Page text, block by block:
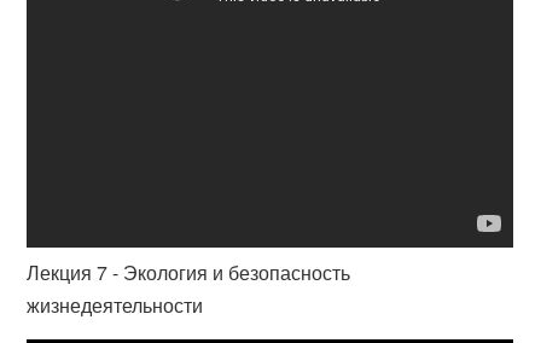
Лекция 7 - Экология и безопасность
жизнедеятельности